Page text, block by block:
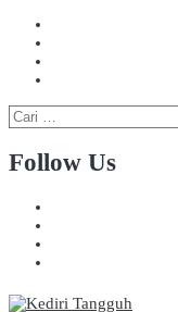
Cari
untuk:
Follow Us